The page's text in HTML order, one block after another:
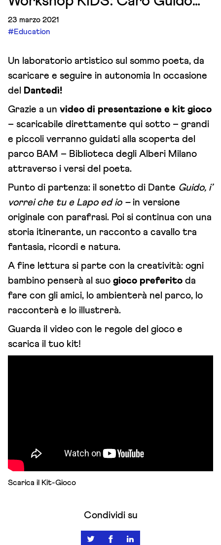
23 marzo 2021
#Education
Un laboratorio artistico sul sommo poeta, da
scaricare e seguire in autonomia In occasione
del
Dantedì!
Grazie a un video di presentazione e kit gioco
– scaricabile direttamente qui sotto – grandi
e piccoli verranno guidati alla scoperta del
parco BAM – Biblioteca degli Alberi Milano
attraverso i versi del poeta.
Punto di partenza: il sonetto di Dante Guido, i’
vorrei che tu e Lapo ed io – in versione
originale con parafrasi. Poi si continua con una
storia itinerante, un racconto a cavallo tra
fantasia, ricordi e natura.
A fine lettura si parte con la creatività: ogni
bambino penserà al suo gioco preferito da
fare con gli amici, lo ambienterà nel parco, lo
racconterà e lo illustrerà.
Guarda il video con le regole del gioco e
scarica il tuo kit!
Scarica il Kit-Gioco
Condividi su